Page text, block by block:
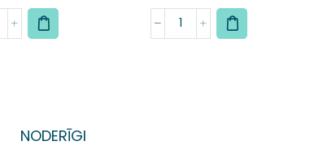
NODERĪGI